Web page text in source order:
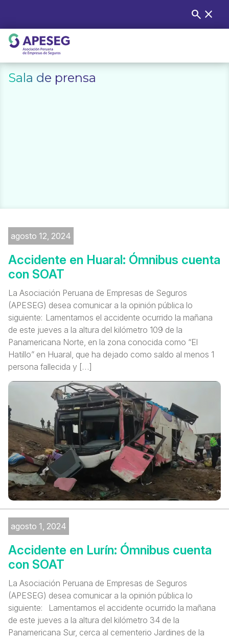
content
Buscar:
search close
APESEG
Sala de prensa
agosto 12, 2024
Accidente en Huaral: Ómnibus cuenta
con SOAT
La Asociación Peruana de Empresas de Seguros
(APESEG) desea comunicar a la opinión pública lo
siguiente: Lamentamos el accidente ocurrido la mañana
de este jueves a la altura del kilómetro 109 de la
Panamericana Norte, en la zona conocida como “El
Hatillo” en Huaral, que ha dejado como saldo al menos 1
persona fallecida y […]
agosto 1, 2024
Accidente en Lurín: Ómnibus cuenta
con SOAT
La Asociación Peruana de Empresas de Seguros
(APESEG) desea comunicar a la opinión pública lo
siguiente: Lamentamos el accidente ocurrido la mañana
de este jueves a la altura del kilómetro 34 de la
Panamericana Sur, cerca al cementerio Jardines de la